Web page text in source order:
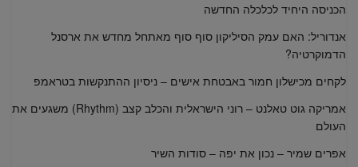
הכניסה היחיד לכלכלה החדשה
אנדוריל: האם עמק הסיליקון סוף סוף מאתחל מחדש את ארסנל
הדמוקרטיה?
לקחים מכישלון חמור באבטחת אישים – ניסיון ההתנקשות בטראמפ
אמריקה גוט טאלנט – רוני הישראלית והכלב קצב (Rhythm) משגעים את
העולם
אפרים שמיר – נכון את יפה – סודות השיר